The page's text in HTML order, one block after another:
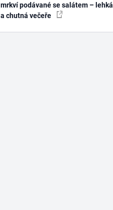
mrkví podávané se salátem – lehká
a chutná večeře